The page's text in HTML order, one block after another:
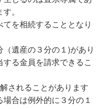
。
を相続することとなり
遺産の３分の１)があり
る金員を請求できるこ
されることがあります
合は例外的に３分の１